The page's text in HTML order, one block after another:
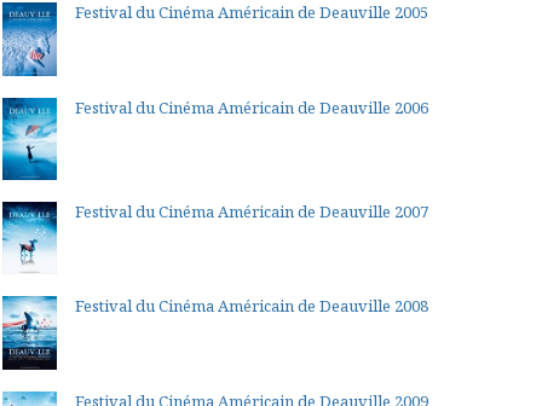
Festival du Cinéma Américain de Deauville 2005
Festival du Cinéma Américain de Deauville 2006
Festival du Cinéma Américain de Deauville 2007
Festival du Cinéma Américain de Deauville 2008
Festival du Cinéma Américain de Deauville 2009